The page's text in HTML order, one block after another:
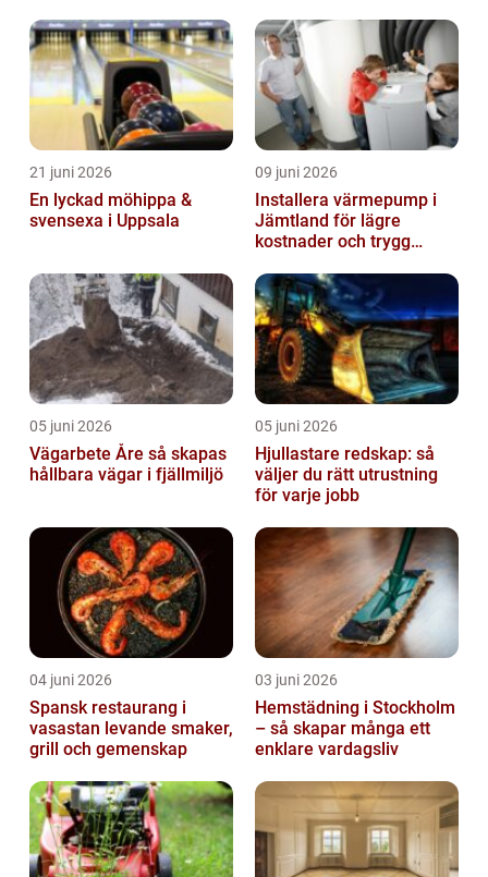
21 juni 2026
En lyckad möhippa &
svensexa i Uppsala
09 juni 2026
Installera värmepump i
Jämtland för lägre
kostnader och trygg
05 juni 2026
Vägarbete Åre så skapas
hållbara vägar i fjällmiljö
05 juni 2026
Hjullastare redskap: så
väljer du rätt utrustning
för varje jobb
04 juni 2026
Spansk restaurang i
vasastan levande smaker,
grill och gemenskap
03 juni 2026
Hemstädning i Stockholm
– så skapar många ett
enklare vardagsliv